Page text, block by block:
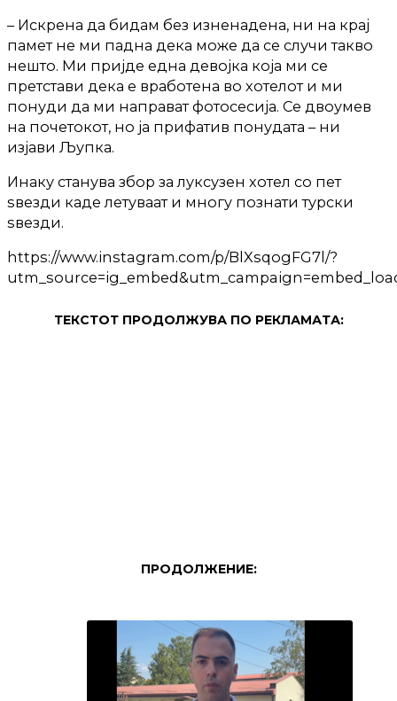
– Искрена да бидам без изненадена, ни на крај
памет не ми падна дека може да се случи такво
нешто. Ми пријде една девојка која ми се
претстави дека е вработена во хотелот и ми
понуди да ми направат фотосесија. Се двоумев
на почетокот, но ја прифатив понудата – ни
изјави Љупка.
Инаку станува збор за луксузен хотел со пет
ѕвезди каде летуваат и многу познати турски
ѕвезди.
https://www.instagram.com/p/BlXsqogFG7l/?
ТЕКСТОТ ПРОДОЛЖУВА ПО РЕКЛАМАТА:
ПРОДОЛЖЕНИЕ: